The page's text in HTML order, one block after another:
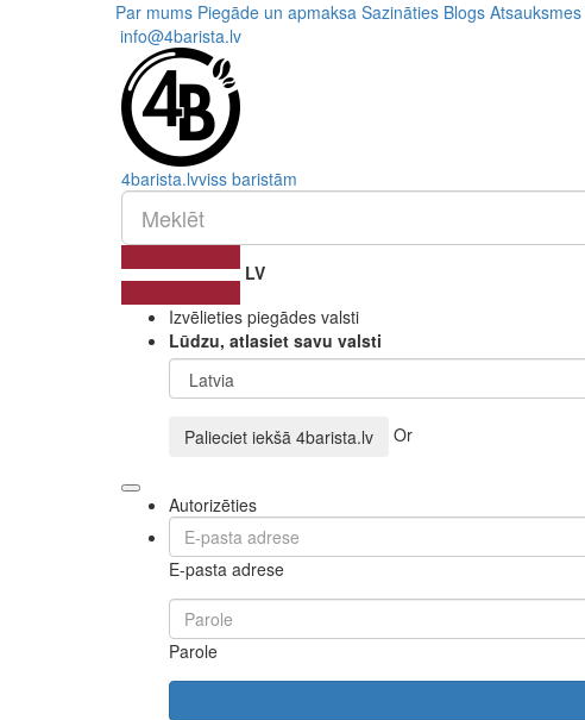
Par mums Piegāde un apmaksa Sazināties Blogs Atsauksmes
info@4barista.lv
4barista.lvviss baristām
LV
Izvēlieties piegādes valsti
Lūdzu, atlasiet savu valsti
Palieciet iekšā 4barista.lv Or
Autorizēties
E-pasta adrese
Parole